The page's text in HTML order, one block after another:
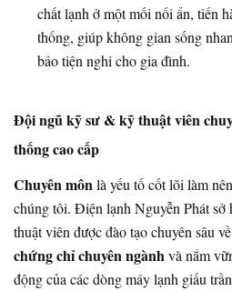
chất lạnh ở một mối nối ẩn, tiến
thống, giúp không gian sống
bảo tiện nghi cho gia đình.
Đội ngũ kỹ sư & kỹ thuật viên
thống cao cấp
Chuyên môn là yếu tố cốt lõi làm
chúng tôi. Điện lạnh Nguyễn Phát
thuật viên được đào tạo chuyên sâu
chứng chỉ chuyên ngành và nắm
động của các dòng máy lạnh giấu